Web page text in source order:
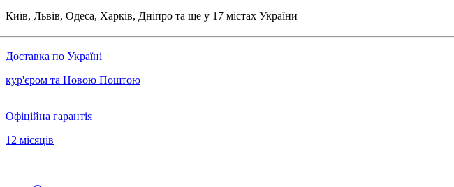
Київ, Львів, Одеса, Харків, Дніпро та ще у 17 містах України
Доставка по Україні
кур'єром та Новою Поштою
Офіційна гарантія
12 місяців